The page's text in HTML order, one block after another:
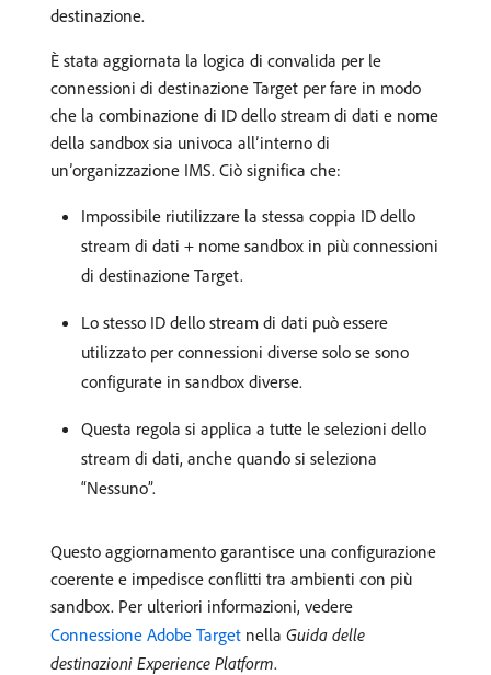
destinazione.
È stata aggiornata la logica di convalida per le
connessioni di destinazione Target per fare in modo
che la combinazione di ID dello stream di dati e nome
della sandbox sia univoca all’interno di
un’organizzazione IMS. Ciò significa che:
Impossibile riutilizzare la stessa coppia ID dello
stream di dati + nome sandbox in più connessioni
di destinazione Target.
Lo stesso ID dello stream di dati può essere
utilizzato per connessioni diverse solo se sono
configurate in sandbox diverse.
Questa regola si applica a tutte le selezioni dello
stream di dati, anche quando si seleziona
“Nessuno”.
Questo aggiornamento garantisce una configurazione
coerente e impedisce conflitti tra ambienti con più
sandbox. Per ulteriori informazioni, vedere
Connessione Adobe Target nella Guida delle
destinazioni Experience Platform.